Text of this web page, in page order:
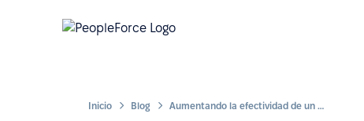
Inicio Blog Aumentando la efectividad de un equipo remoto a través de reuniones 1-a-1